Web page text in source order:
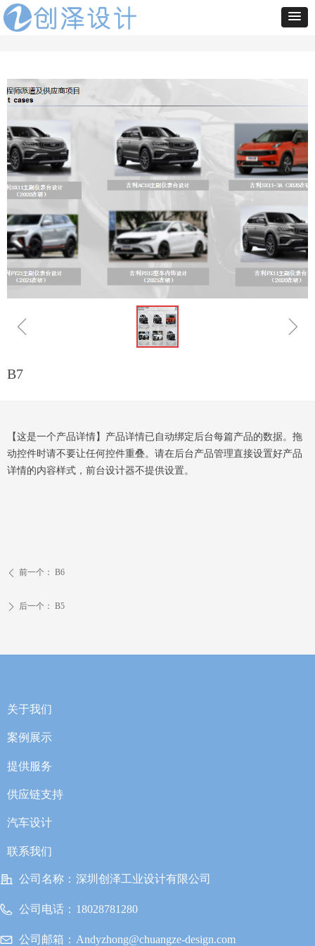
ꁆ ꁇ
【这是一个产品详情】产品详情已自动绑定后台每篇产品的数据。拖
动控件时请不要让任何控件重叠。请在后台产品管理直接设置好产品
详情的内容样式，前台设计器不提供设置。
B7
ꄴ 前一个： B6
ꄲ 后一个： B5
关于我们
案例展示
提供服务
供应链支持
汽车设计
联系我们
公司名称： 深圳创泽工业设计有限公司
公司电话： 18028781280
公司邮箱： Andyzhong@chuangze-design.com